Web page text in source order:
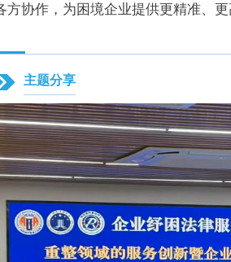
方协作，为困境企业提供更精准、
主题分享